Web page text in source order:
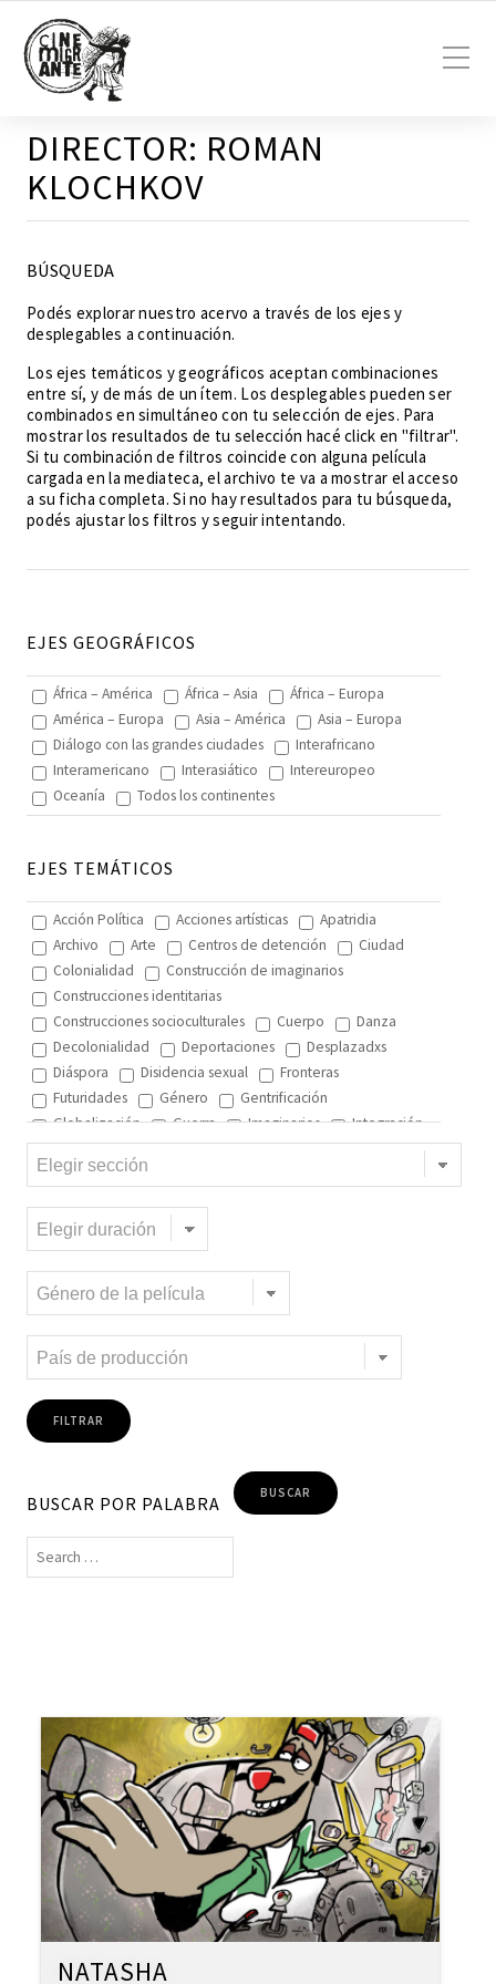
DIRECTOR: ROMAN
KLOCHKOV
BÚSQUEDA
Podés explorar nuestro acervo a través de los ejes y
desplegables a continuación.
Los ejes temáticos y geográficos aceptan combinaciones
entre sí, y de más de un ítem. Los desplegables pueden ser
combinados en simultáneo con tu selección de ejes. Para
mostrar los resultados de tu selección hacé click en "filtrar".
Si tu combinación de filtros coincide con alguna película
cargada en la mediateca, el archivo te va a mostrar el acceso
a su ficha completa. Si no hay resultados para tu búsqueda,
podés ajustar los filtros y seguir intentando.
EJES GEOGRÁFICOS
África – América África – Asia
África – Europa
América – Europa
Asia – América
Asia – Europa
Diálogo con las grandes ciudades
Interafricano
Interamericano
Interasiático
Intereuropeo
Oceanía
Todos los continentes
EJES TEMÁTICOS
Acción Política Acciones artísticas
Apatridia
Archivo
Arte Centros de detención
Ciudad
Colonialidad
Construcción de imaginarios
Construcciones identitarias
Construcciones socioculturales
Cuerpo
Danza
Decolonialidad
Deportaciones
Desplazadxs
Diáspora
Disidencia sexual
Fronteras
Futuridades
Género
Gentrificación
Globalización
Guerra Imaginarios
Integración
Interculturalidad
Interculturalidad en el arte
Interculturalidad en la música
Migración y DD.HH
Migración y globalización
Migración y Pueblos originarios
Migración y recursos naturales
Migración y salud
Movimiento
Mujeres
Niñez
Otredad
Pueblos Originarios
Racialidad
Refugiadxs y solicitantes de asilo
BUSCAR POR PALABRA
NATASHA